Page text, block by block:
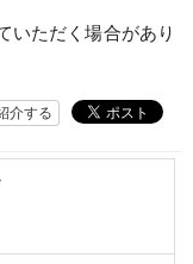
いただく場合があり
介する